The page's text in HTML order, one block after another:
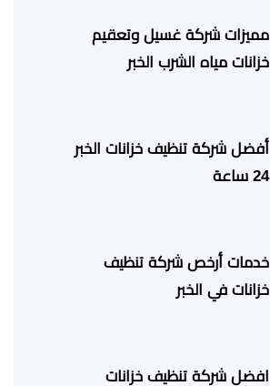
مميزات شركة غسيل وتعقيم
خزانات مياه الشرب الخبر
أفضل شركة تنظيف خزانات الخبر
24 ساعة
خدمات أرخص شركة تنظيف
خزانات في الخبر
افضل شركة تنظيف خزانات